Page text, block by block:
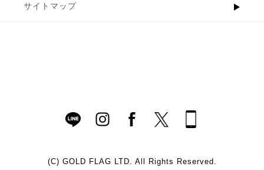
サイトマップ
(C) GOLD FLAG LTD. All Rights Reserved.